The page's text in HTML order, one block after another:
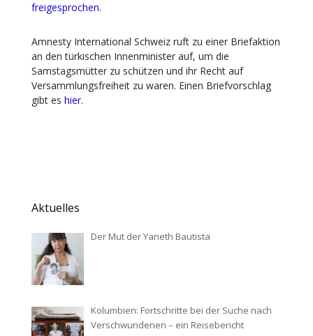
freigesprochen.
Amnesty International Schweiz ruft zu einer Briefaktion
an den türkischen Innenminister auf, um die
Samstagsmütter zu schützen und ihr Recht auf
Versammlungsfreiheit zu waren. Einen Briefvorschlag
gibt es hier.
Aktuelles
Der Mut der Yaneth Bautista
Kolumbien: Fortschritte bei der Suche nach
Verschwundenen – ein Reisebericht